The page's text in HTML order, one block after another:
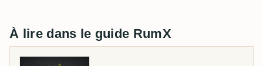
À lire dans le guide RumX